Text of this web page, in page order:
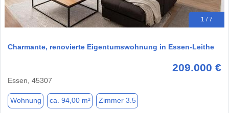
1 / 7
Charmante, renovierte Eigentumswohnung in Essen-Leithe
209.000 €
Essen, 45307
Wohnung ca. 94,00 m² Zimmer 3.5